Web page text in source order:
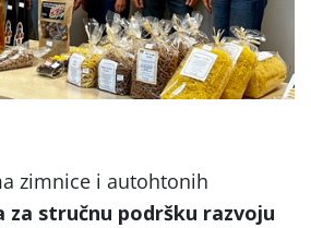
zimnice i autohtonih
za stručnu podršku razvoju